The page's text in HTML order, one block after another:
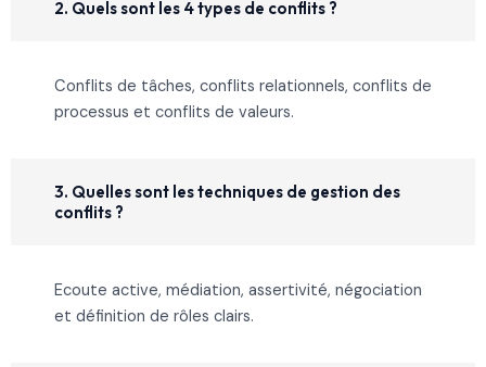
2. Quels sont les 4 types de conflits ?
Conflits de tâches, conflits relationnels, conflits de
processus et conflits de valeurs.
3. Quelles sont les techniques de gestion des
conflits ?
Ecoute active, médiation, assertivité, négociation
et définition de rôles clairs.